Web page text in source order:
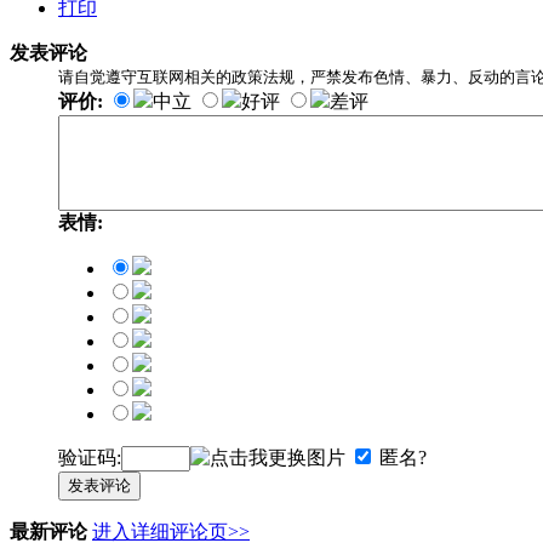
打印
发表评论
请自觉遵守互联网相关的政策法规，严禁发布色情、暴力、反动的言
评价: 中立 好评 差评
表情:
验证码: 匿名?
发表评论
最新评论 进入详细评论页>>